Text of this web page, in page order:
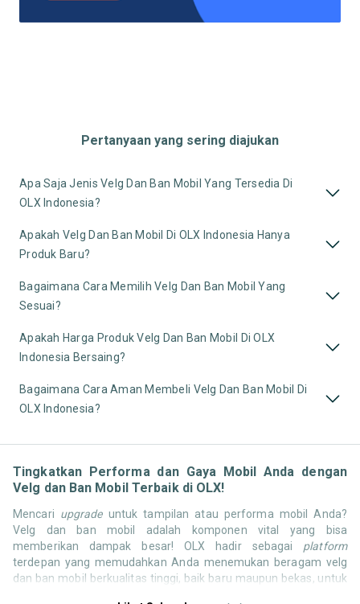
Pertanyaan yang sering diajukan
Apa Saja Jenis Velg Dan Ban Mobil Yang Tersedia Di
OLX Indonesia?
Apakah Velg Dan Ban Mobil Di OLX Indonesia Hanya
Produk Baru?
Bagaimana Cara Memilih Velg Dan Ban Mobil Yang
Sesuai?
Apakah Harga Produk Velg Dan Ban Mobil Di OLX
Indonesia Bersaing?
Bagaimana Cara Aman Membeli Velg Dan Ban Mobil Di
OLX Indonesia?
Tingkatkan Performa dan Gaya Mobil Anda dengan
Velg dan Ban Mobil Terbaik di OLX!
Mencari upgradeuntuk tampilan atau performa mobil Anda?
Velg dan ban mobil adalah komponen vital yang bisa
memberikan dampak besar! OLX hadir sebagai platform
terdepan yang memudahkan Anda menemukan beragam velg
dan ban mobil berkualitas tinggi, baik baru maupun bekas, untuk